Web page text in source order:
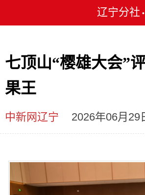
辽宁分社 •
七顶山“樱雄大会”
果王
中新网辽宁 2026年06月29